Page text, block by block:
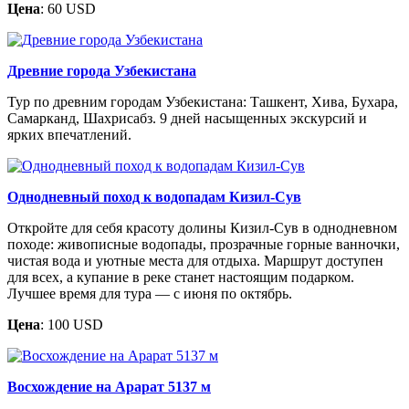
Цена: 60 USD
Древние города Узбекистана
Тур по древним городам Узбекистана: Ташкент, Хива, Бухара,
Самарканд, Шахрисабз. 9 дней насыщенных экскурсий и
ярких впечатлений.
Однодневный поход к водопадам Кизил-Сув
Откройте для себя красоту долины Кизил-Сув в однодневном
походе: живописные водопады, прозрачные горные ванночки,
чистая вода и уютные места для отдыха. Маршрут доступен
для всех, а купание в реке станет настоящим подарком.
Лучшее время для тура — с июня по октябрь.
Цена: 100 USD
Восхождение на Арарат 5137 м